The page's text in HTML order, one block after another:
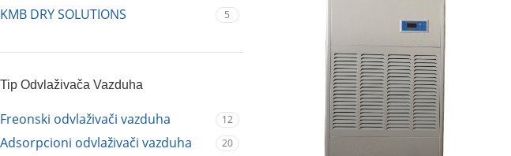
KMB DRY SOLUTIONS 5
Tip Odvlaživača Vazduha
Freonski odvlaživači vazduha 12
Adsorpcioni odvlaživači vazduha 20